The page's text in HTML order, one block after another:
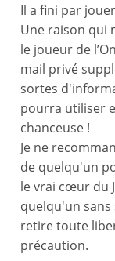
Il a fini par
Une raison qui
le joueur de
mail privé
sortes
pourra utiliser
chanceuse !
Je ne
de quelqu'un
le vrai cœur du
quelqu'un sans
retire toute
précaution.